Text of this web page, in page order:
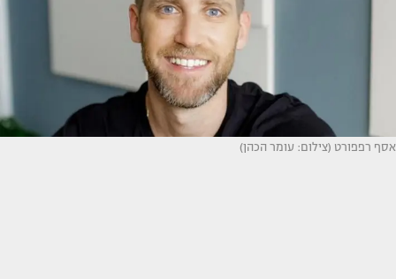
אסף רפפורט (צילום: עומר הכהן)